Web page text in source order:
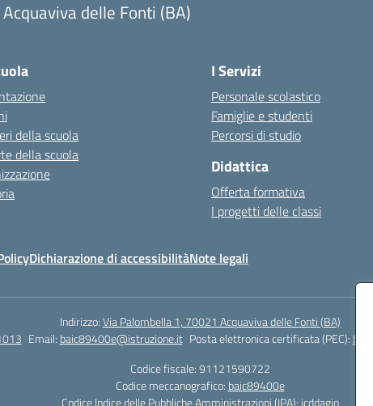
Acquaviva delle Fonti (BA)
della scuola
della scuola
I Servizi
Personale scolastico
Famiglie e studenti
Percorsi di studio
Didattica
Offerta formativa
I progetti delle classi
Dichiarazione di accessibilitàNote legali
Indirizzo:Via Palombella 1, 70021 Acquaviva delle Fonti (BA)
Email: baic89400e@istruzione.it Posta elettronica certificata (PEC):
Codice fiscale: 91121590722
Codice meccanografico: baic89400e
Codice Indice delle Pubbliche Amministrazioni (IPA): icddagio